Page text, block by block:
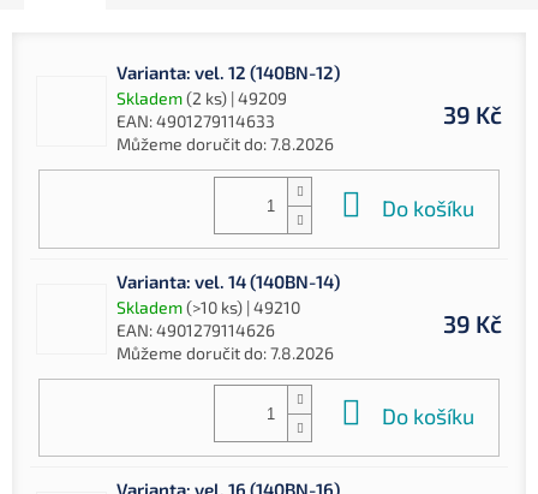
Varianta: vel. 12 (140BN-12)
Skladem(2 ks) | 49209
EAN:4901279114633
Můžeme doručit do:7.8.2026
39 Kč
Do košíku
Varianta: vel. 14 (140BN-14)
Skladem(>10 ks) | 49210
EAN:4901279114626
Můžeme doručit do:7.8.2026
39 Kč
Do košíku
Varianta: vel. 16 (140BN-16)